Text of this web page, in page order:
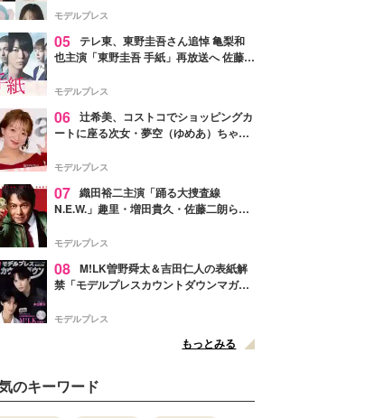
ャスト発表
モデルプレス
05 テレ東、東野圭吾さん追悼 亀梨和
也主演「東野圭吾 手紙」再放送へ 佐藤隆
モデルプレス
06 辻希美、コストコでショッピングカ
ートに座る次女・夢空（ゆめあ）ちゃん
ぎ」「成長を感じる」の声
モデルプレス
07 織田裕二主演「踊る大捜査線
N.E.W.」趣里・増田貴久・佐藤二朗ら新
徴する“謎のキーワード”も
モデルプレス
08 M!LK曽野舜太＆吉田仁人の表紙解
禁「モデルプレスカウントダウンマガジ
モデルプレス
もっとみる
のキーワード